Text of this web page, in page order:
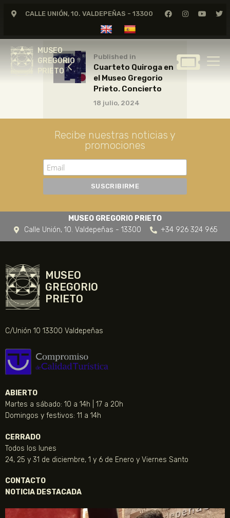
CALLE UNIÓN, 10. VALDEPEÑAS - 13300
MUSEO
GREGORIO
PRIETO
MUSEO
GREGORIO
GREGORIO PRIETO
ARCHIVO
CERTAMEN DE DIBUJO
FUNDACIÓN
TIENDA
NOTICIAS
Published in
Cuarteto Quiroga en
el Museo Gregorio
Prieto. Concierto
18 julio, 2024
Recibe nuestras noticias y
promociones
MUSEO GREGORIO PRIETO
Calle Unión, 10. Valdepeñas - 13300
+34 926 324 965
MUSEO
GREGORIO
PRIETO
C/Unión 10 13300 Valdepeñas
ABIERTO
Martes a sábado: 10 a 14h | 17 a 20h
Domingos y festivos: 11 a 14h
CERRADO
Todos los lunes
24, 25 y 31 de diciembre, 1 y 6 de Enero y Viernes Santo
CONTACTO
NOTICIA DESTACADA